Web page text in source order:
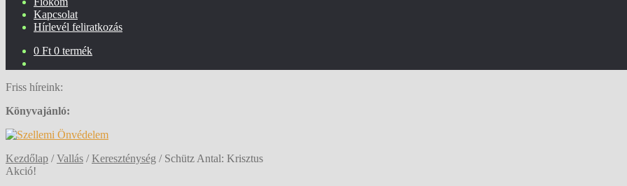
Kapcsolat
Hírlevél feliratkozás
0 Ft 0 termék
Friss híreink:
Könyvajánló:
Kezdőlap /Vallás /Kereszténység / Schütz Antal: Krisztus
Akció!